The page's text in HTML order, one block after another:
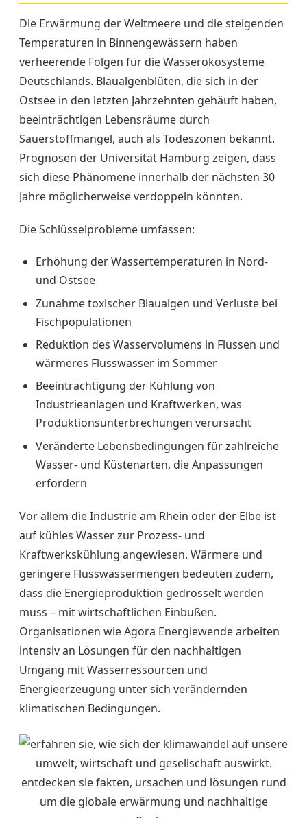
Die Erwärmung der Weltmeere und die steigenden
Temperaturen in Binnengewässern haben
verheerende Folgen für die Wasserökosysteme
Deutschlands. Blaualgenblüten, die sich in der
Ostsee in den letzten Jahrzehnten gehäuft haben,
beeinträchtigen Lebensräume durch
Sauerstoffmangel, auch als Todeszonen bekannt.
Prognosen der Universität Hamburg zeigen, dass
sich diese Phänomene innerhalb der nächsten 30
Jahre möglicherweise verdoppeln könnten.
Die Schlüsselprobleme umfassen:
Erhöhung der Wassertemperaturen in Nord-
und Ostsee
Zunahme toxischer Blaualgen und Verluste bei
Fischpopulationen
Reduktion des Wasservolumens in Flüssen und
wärmeres Flusswasser im Sommer
Beeinträchtigung der Kühlung von
Industrieanlagen und Kraftwerken, was
Produktionsunterbrechungen verursacht
Veränderte Lebensbedingungen für zahlreiche
Wasser- und Küstenarten, die Anpassungen
erfordern
Vor allem die Industrie am Rhein oder der Elbe ist
auf kühles Wasser zur Prozess- und
Kraftwerkskühlung angewiesen. Wärmere und
geringere Flusswassermengen bedeuten zudem,
dass die Energieproduktion gedrosselt werden
muss – mit wirtschaftlichen Einbußen.
Organisationen wie Agora Energiewende arbeiten
intensiv an Lösungen für den nachhaltigen
Umgang mit Wasserressourcen und
Energieerzeugung unter sich verändernden
klimatischen Bedingungen.